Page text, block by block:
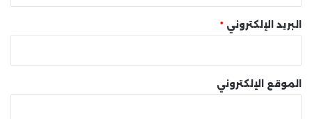
البريد الإلكتروني *
الموقع الإلكتروني